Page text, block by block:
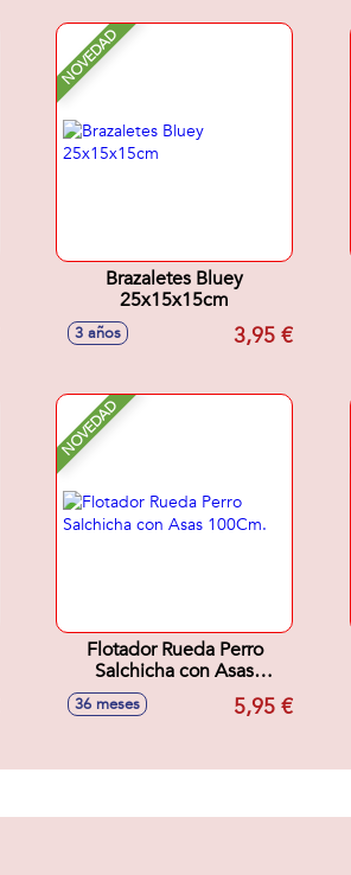
NOVEDAD
Brazaletes Bluey
25x15x15cm
3 años 3,95 €
NOVEDAD
Flotador Rueda Perro
Salchicha con Asas
100Cm.
36 meses 5,95 €